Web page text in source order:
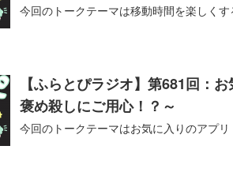
今回のトークテーマは移動時間を楽しくす
【ふらとぴラジオ】第681回：
褒め殺しにご用心！？～
今回のトークテーマはお気に入りのアプリ